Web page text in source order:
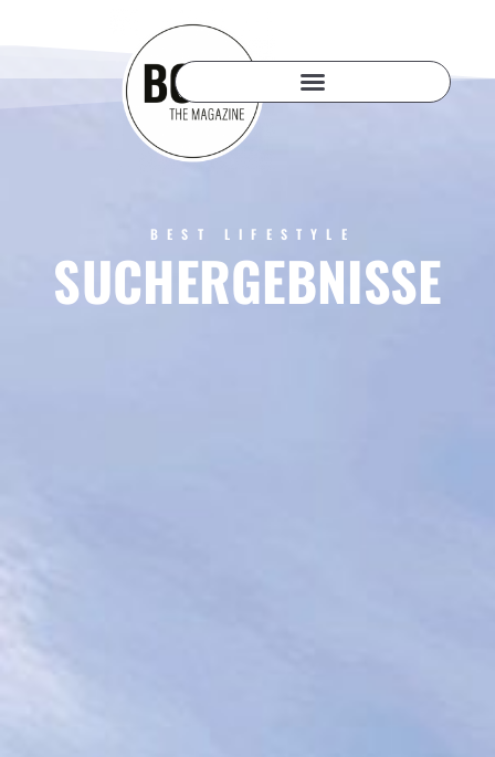
BEST LIFESTYLE
SUCHERGEBNISSE